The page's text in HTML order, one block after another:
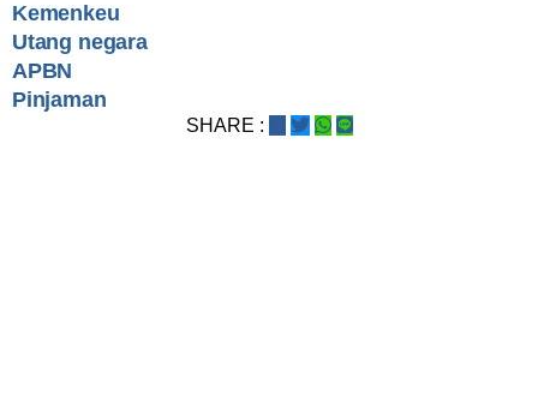
Kemenkeu
Utang negara
APBN
Pinjaman
SHARE :